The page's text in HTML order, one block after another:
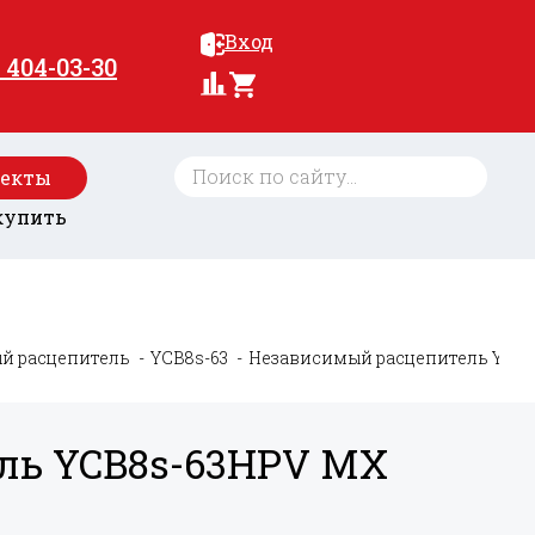
03-30
Вход
расцепитель YCB8s-63 Независимый расцепитель
YCB8s-63HPV MX